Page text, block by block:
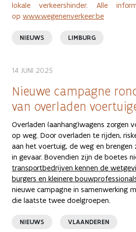
lokale verkeershinder. Alle
op www.wegenenverkeer.be
NIEUWS LIMBURG
14 JUNI 2025
Nieuwe campagne
van overladen
Overladen (aanhang)wagens zorgen
op weg. Door overladen te rijden,
aan het voertuig, de weg en brengen
in gevaar. Bovendien zijn de boetes
transportbedrijven kennen de
burgers en kleinere
nieuwe campagne in samenwerking
die laatste twee doelgroepen.
NIEUWS VLAANDEREN